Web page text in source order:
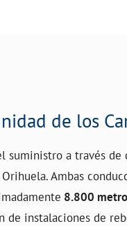
de los
suministro a través
Ambas
8.800
de instalaciones de